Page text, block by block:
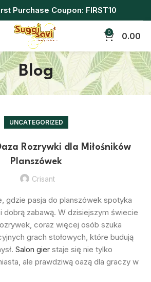
Purchase Coupon: FIRST10
0 0.00
Blog
UNCATEGORIZED
Rozrywki dla Miłośników
Planszówek
Crisant
gdzie pasja do planszówek spotyka
dobrą zabawą. W dzisiejszym świecie
coraz więcej osób szuka
grach stołowych, które budują
Salon gier staje się nie tylko
ale prawdziwą oazą dla graczy w